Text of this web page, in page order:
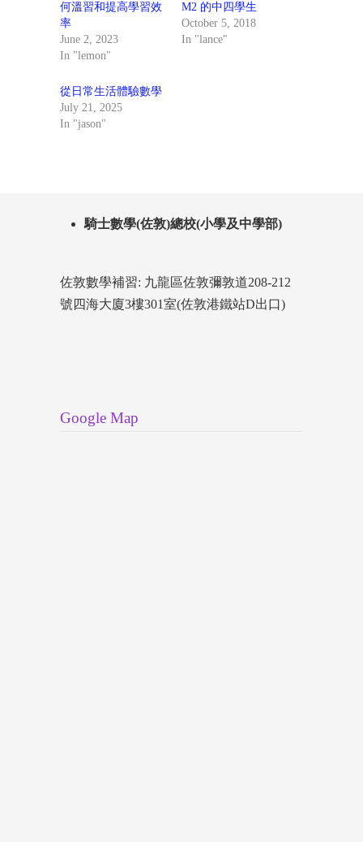
何溫習和提高學習效
率
June 2, 2023
In "lemon"
M2 的中四學生
October 5, 2018
In "lance"
從日常生活體驗數學
July 21, 2025
In "jason"
騎士數學(佐敦)總校(小學及中學部)
佐敦數學補習: 九龍區佐敦彌敦道208-212
號四海大廈3樓301室(佐敦港鐵站D出口)
Google Map